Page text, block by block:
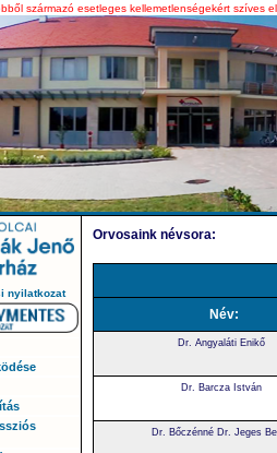
származó esetleges kellemetlenségekért szíves
nyilatkozat
Orvosaink névsora:
Név:
Dr. Angyaláti Enikő
Dr. Barcza István
Dr. Bőczénné Dr. Jeges